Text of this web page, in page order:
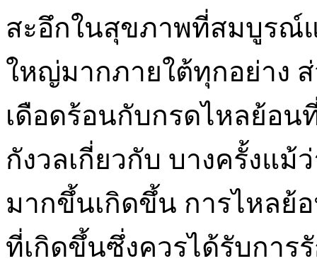
สะอึกในสุขภาพที่สมบูร
ใหญ่มากภายใต้ทุกอย่าง
เดือดร้อนกับกรดไหลย้อ
กังวลเกี่ยวกับ บางครั้งแ
มากขึ้นเกิดขึ้น การไหลย้
ที่เกิดขึ้นซึ่งควรได้รับกา